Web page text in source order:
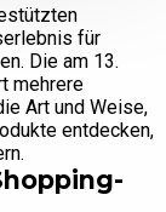
für
Die am 13.
mehrere
Art und Weise,
entdecken,